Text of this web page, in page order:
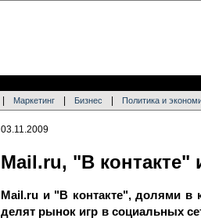
Маркетинг Бизнес Политика и
03.11.2009
Mail.ru, "В
Mail.ru и "В контакте", долями в
делят рынок игр в социальных